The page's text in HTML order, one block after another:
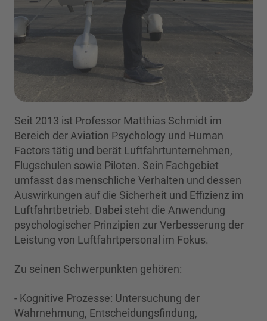
Seit 2013 ist Professor Matthias Schmidt im
Bereich der Aviation Psychology und Human
Factors tätig und berät Luftfahrtunternehmen,
Flugschulen sowie Piloten. Sein Fachgebiet
umfasst das menschliche Verhalten und dessen
Auswirkungen auf die Sicherheit und Effizienz im
Luftfahrtbetrieb. Dabei steht die Anwendung
psychologischer Prinzipien zur Verbesserung der
Leistung von Luftfahrtpersonal im Fokus.
Zu seinen Schwerpunkten gehören:
- Kognitive Prozesse: Untersuchung der
Wahrnehmung, Entscheidungsfindung,